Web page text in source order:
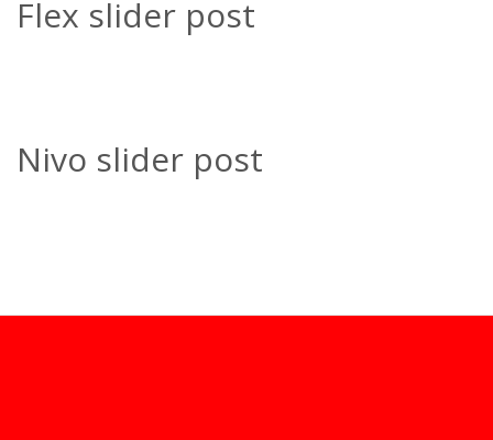
Flex slider post
Nivo slider post